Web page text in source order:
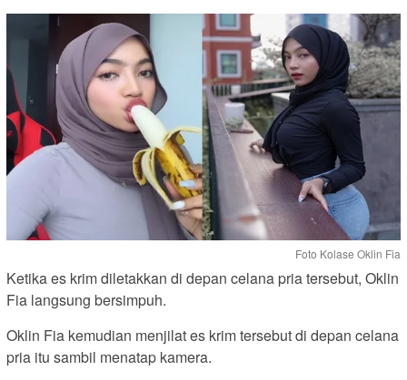
Foto Kolase Oklin Fia
Ketika es krim diletakkan di depan celana pria tersebut, Oklin
Fia langsung bersimpuh.
Oklin Fia kemudian menjilat es krim tersebut di depan celana
pria itu sambil menatap kamera.